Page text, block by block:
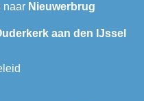
naar Nieuwerbrug
aan den IJssel